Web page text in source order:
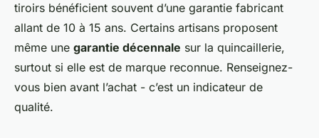
tiroirs bénéficient souvent d’une garantie fabricant
allant de 10 à 15 ans. Certains artisans proposent
même une garantie décennale sur la quincaillerie,
surtout si elle est de marque reconnue. Renseignez-
vous bien avant l’achat - c’est un indicateur de
qualité.